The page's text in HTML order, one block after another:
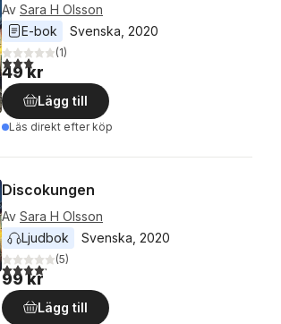
Av Sara H Olsson
E-bok
Svenska 2020
3,0utav 5 stjärnor. Totalt antal röster:
(1)
49 kr
Lägg till
Läs direkt efter köp
Discokungen
Av Sara H Olsson
Ljudbok
Svenska 2020
4,2utav 5 stjärnor. Totalt antal röster:
(5)
99 kr
Lägg till